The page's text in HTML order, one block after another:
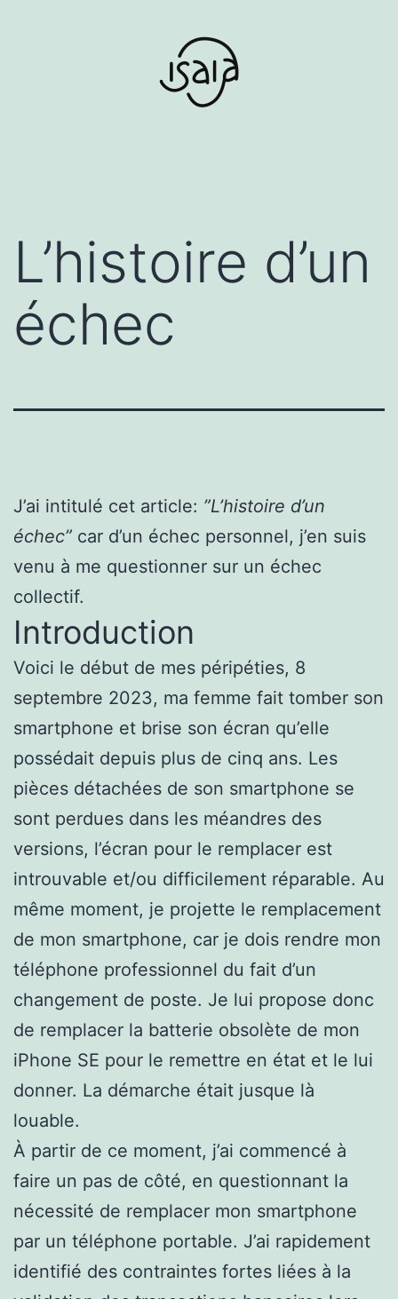
L’histoire d’un
échec
J’ai intitulé cet article: ”L’histoire d’un
échec” car d’un échec personnel, j’en suis
venu à me questionner sur un échec
collectif.
Introduction
Voici le début de mes péripéties, 8
septembre 2023, ma femme fait tomber son
smartphone et brise son écran qu’elle
possédait depuis plus de cinq ans. Les
pièces détachées de son smartphone se
sont perdues dans les méandres des
versions, l’écran pour le remplacer est
introuvable et/ou difficilement réparable. Au
même moment, je projette le remplacement
de mon smartphone, car je dois rendre mon
téléphone professionnel du fait d’un
changement de poste. Je lui propose donc
de remplacer la batterie obsolète de mon
iPhone SE pour le remettre en état et le lui
donner. La démarche était jusque là
louable.
À partir de ce moment, j’ai commencé à
faire un pas de côté, en questionnant la
nécessité de remplacer mon smartphone
par un téléphone portable. J’ai rapidement
identifié des contraintes fortes liées à la